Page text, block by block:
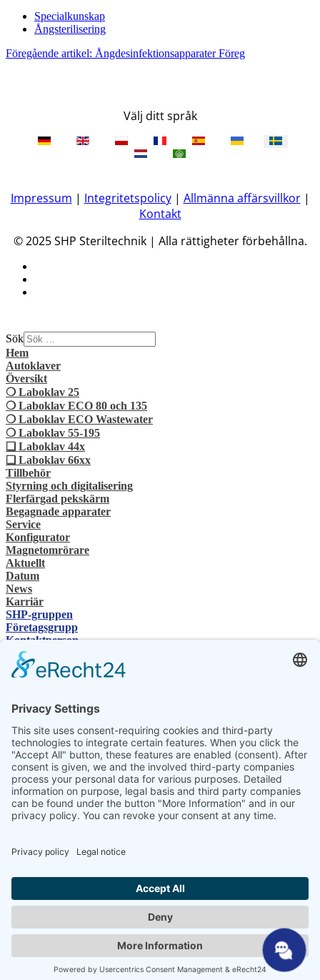
Specialkunskap
Ångsterilisering
Föregående artikel: ÅngdesinfektionsapparaterFöreg
Välj ditt språk
Impressum | Integritetspolicy| Allmänna affärsvillkor|
Kontakt
© 2025 SHP Steriltechnik | Alla rättigheter förbehållna.
Sök
Hem
Autoklaver
Översikt
❍ Laboklav 25
❍ Laboklav ECO 80 och 135
❍ Laboklav ECO Wastewater
❍ Laboklav 55-195
❏ Laboklav 44x
❏ Laboklav 66xx
Tillbehör
Styrning och digitalisering
Flerfärgad pekskärm
Begagnade apparater
Service
Konfigurator
Magnetomrörare
Aktuellt
Datum
News
Karriär
SHP-gruppen
Företagsgrupp
Kontaktperson
Kontakt
Återförsäljare
SHP Expertis
Konfigurator
Välj ditt språk
DE
EN
PL
NL